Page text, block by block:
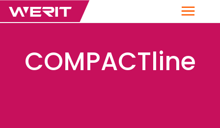
Menu
COMPACTline